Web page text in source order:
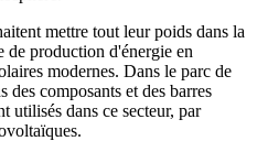
mettre tout leur poids dans la
de production d'énergie en
modernes. Dans le parc de
des composants et des barres
utilisés dans ce secteur, par